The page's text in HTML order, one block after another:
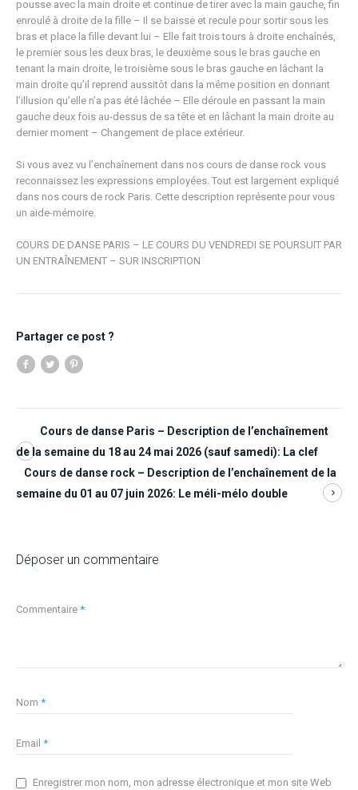
pousse avec la main droite et continue de tirer avec la main gauche, fin
enroulé à droite de la fille – Il se baisse et recule pour sortir sous les
bras et place la fille devant lui – Elle fait trois tours à droite enchaînés,
le premier sous les deux bras, le deuxième sous le bras gauche en
tenant la main droite, le troisième sous le bras gauche en lâchant la
main droite qu’il reprend aussitôt dans la même position en donnant
l’illusion qu’elle n’a pas été lâchée – Elle déroule en passant la main
gauche deux fois au-dessus de sa tête et en lâchant la main droite au
dernier moment – Changement de place extérieur.
Si vous avez vu l’enchaînement dans nos cours de danse rock vous
reconnaissez les expressions employées. Tout est largement expliqué
dans nos cours de rock Paris. Cette description représente pour vous
un aide-mémoire.
COURS DE DANSE PARIS – LE COURS DU VENDREDI SE POURSUIT PAR
UN ENTRAÎNEMENT – SUR INSCRIPTION
Partager ce post ?
Cours de danse Paris – Description de l’enchaînement
de la semaine du 18 au 24 mai 2026 (sauf samedi): La clef
Cours de danse rock – Description de l’enchaînement de la
semaine du 01 au 07 juin 2026: Le méli-mélo double
Déposer un commentaire
Commentaire *
Nom *
Email *
Enregistrer mon nom, mon adresse électronique et mon site Web